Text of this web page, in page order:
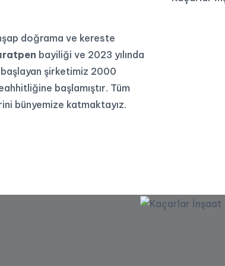
doğrama ve kereste
bayiliği ve 2023 yılında
şirketimiz 2000
başlamıştır. Tüm
bünyemize katmaktayız.